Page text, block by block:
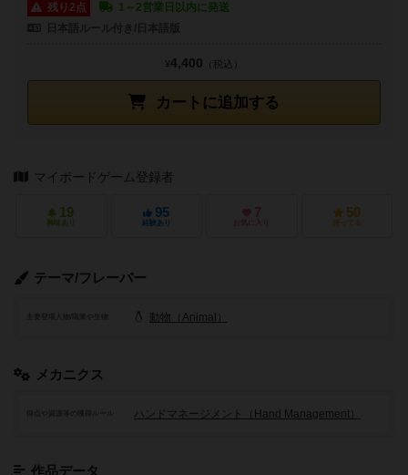
残り2点
1～2営業日以内に発送
カートに追加する
¥4,400 （税込）
マイボードゲーム登録者
19
興味あり
95
経験あり
7
お気に入り
50
持ってる
テーマ/フレーバー
動物（Animal）
メカニクス
得点や資源等の獲得ルール ハンドマネージメント（Hand Management）
作品データ